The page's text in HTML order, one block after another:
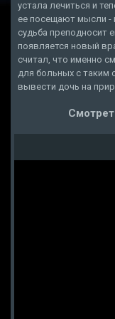
устала лечиться и
ее посещают мысли -
судьба преподносит
появляется новый
считал, что именно
для больных с таким
вывести дочь на